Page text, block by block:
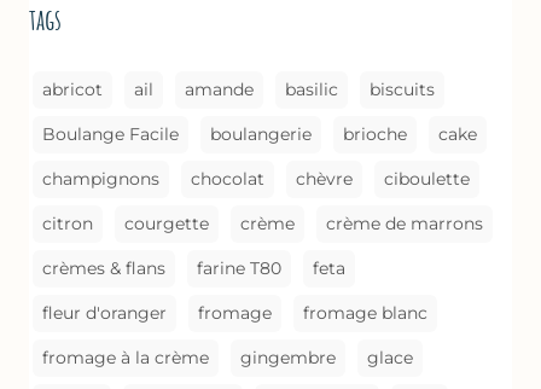
tags
abricot ail amande basilic biscuits
Boulange Facile boulangerie brioche cake
champignons chocolat chèvre ciboulette
citron courgette crème crème de marrons
crèmes & flans farine T80 feta
fleur d'oranger fromage fromage blanc
fromage à la crème gingembre glace